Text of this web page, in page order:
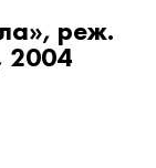
реж.
2004